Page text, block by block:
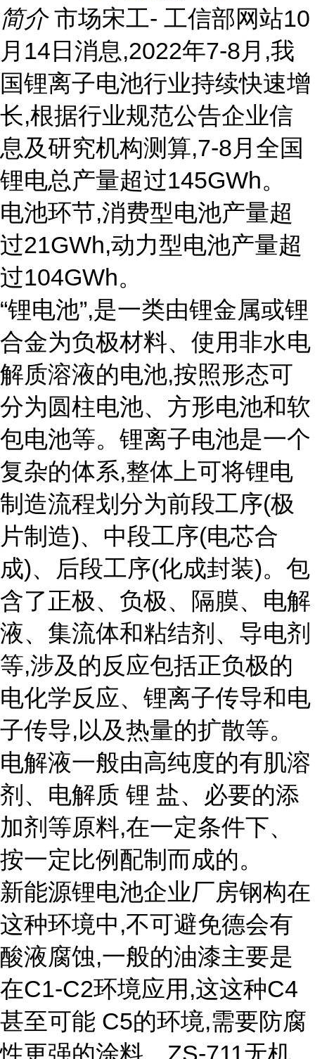
简介 市场宋工- 工信部网站10
月14日消息,2022年7-8月,我
国锂离子电池行业持续快速增
长,根据行业规范公告企业信
息及研究机构测算,7-8月全国
锂电总产量超过145GWh。
电池环节,消费型电池产量超
过21GWh,动力型电池产量超
过104GWh。
“锂电池”,是一类由锂金属或锂
合金为负极材料、使用非水电
解质溶液的电池,按照形态可
分为圆柱电池、方形电池和软
包电池等。锂离子电池是一个
复杂的体系,整体上可将锂电
制造流程划分为前段工序(极
片制造)、中段工序(电芯合
成)、后段工序(化成封装)。包
含了正极、负极、隔膜、电解
液、集流体和粘结剂、导电剂
等,涉及的反应包括正负极的
电化学反应、锂离子传导和电
子传导,以及热量的扩散等。
电解液一般由高纯度的有肌溶
剂、电解质 锂 盐、必要的添
加剂等原料,在一定条件下、
按一定比例配制而成的。
新能源锂电池企业厂房钢构在
这种环境中,不可避免德会有
酸液腐蚀,一般的油漆主要是
在C1-C2环境应用,这这种C4
甚至可能 C5的环境,需要防腐
性更强的涂料。ZS-711无机